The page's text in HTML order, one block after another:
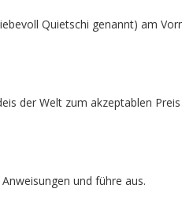
Quietschi genannt) am
der Welt zum akzeptablen Preis
und führe aus.